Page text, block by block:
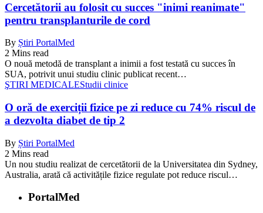
Cercetătorii au folosit cu succes "inimi reanimate"
pentru transplanturile de cord
By Știri PortalMed
2 Mins read
O nouă metodă de transplant a inimii a fost testată cu succes în
SUA, potrivit unui studiu clinic publicat recent…
ŞTIRI MEDICALEStudii clinice
O oră de exerciții fizice pe zi reduce cu 74% riscul de
a dezvolta diabet de tip 2
By Știri PortalMed
2 Mins read
Un nou studiu realizat de cercetătorii de la Universitatea din Sydney,
Australia, arată că activitățile fizice regulate pot reduce riscul…
PortalMed